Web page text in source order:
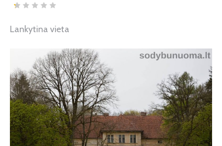
Lankytina vieta